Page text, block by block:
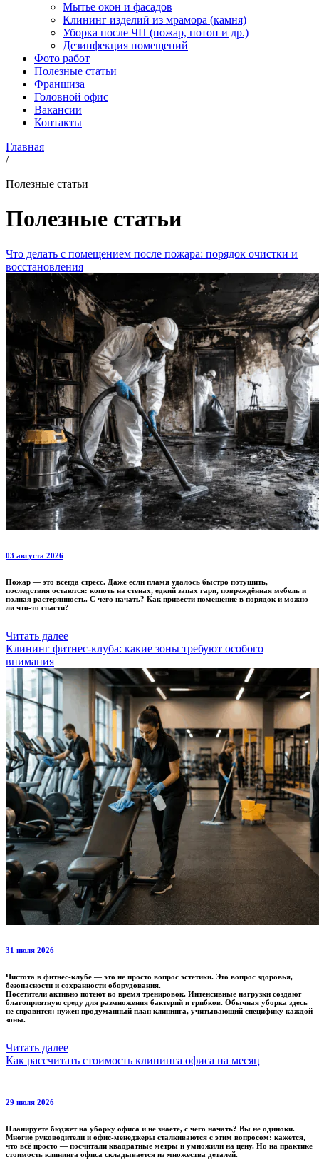
Мытье окон и фасадов
Клининг изделий из мрамора (камня)
Уборка после ЧП (пожар, потоп и др.)
Дезинфекция помещений
Фото работ
Полезные статьи
Франшиза
Головной офис
Вакансии
Контакты
Главная
/
Полезные статьи
Полезные статьи
Что делать с помещением после пожара: порядок очистки и
восстановления
03 августа 2026
Пожар — это всегда стресс. Даже если пламя удалось быстро потушить,
последствия остаются: копоть на стенах, едкий запах гари, повреждённая мебель и
полная растерянность. С чего начать? Как привести помещение в порядок и можно
ли что-то спасти?
Читать далее
Клининг фитнес-клуба: какие зоны требуют особого
внимания
31 июля 2026
Чистота в фитнес-клубе — это не просто вопрос эстетики. Это вопрос здоровья,
безопасности и сохранности оборудования.
Посетители активно потеют во время тренировок. Интенсивные нагрузки создают
благоприятную среду для размножения бактерий и грибков. Обычная уборка здесь
не справится: нужен продуманный план клининга, учитывающий специфику каждой
зоны.
Читать далее
Как рассчитать стоимость клининга офиса на месяц
29 июля 2026
Планируете бюджет на уборку офиса и не знаете, с чего начать? Вы не одиноки.
Многие руководители и офис-менеджеры сталкиваются с этим вопросом: кажется,
что всё просто — посчитали квадратные метры и умножили на цену. Но на практике
стоимость клининга офиса складывается из множества деталей.